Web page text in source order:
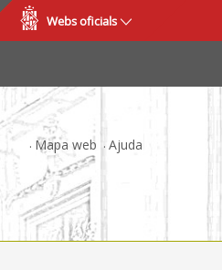
Webs oficials
Mapa web Ajuda